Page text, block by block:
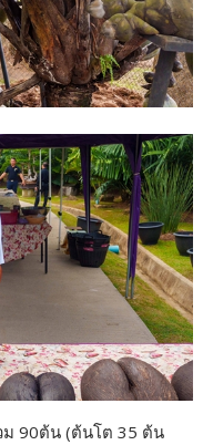
ม 90ต้น (ต้นโต 35 ต้น